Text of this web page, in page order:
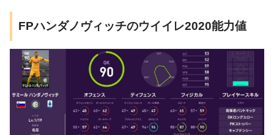
FPハンダノヴィッチのウイイレ2020能力値